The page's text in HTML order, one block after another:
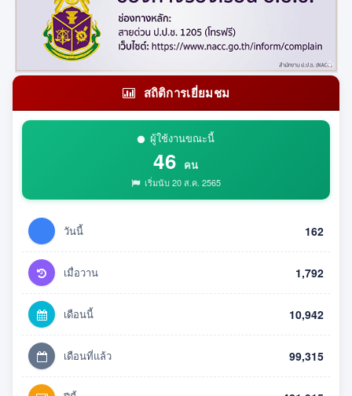
สถิติการเยี่ยมชม
ผู้ใช้งานขณะนี้
46 คน
เริ่มนับ 20 ส.ค. 2565
วันนี้ 162
เมื่อวาน 1,792
เดือนนี้ 10,942
เดือนที่แล้ว 99,315